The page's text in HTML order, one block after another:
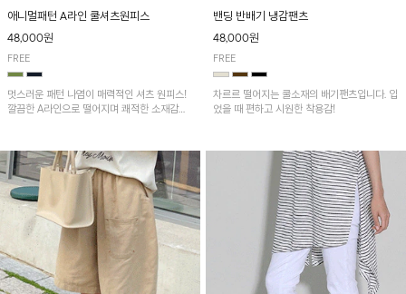
애니멀패턴 A라인 쿨셔츠원피스
48,000원
FREE
멋스러운 패턴 나염이 매력적인 셔츠 원피스!
깔끔한 A라인으로 떨어지며 쾌적한 소재감으
밴딩 반배기 냉감팬츠
48,000원
FREE
차르르 떨어지는 쿨소재의 배기팬츠입니다. 입
었을 때 편하고 시원한 착용감!